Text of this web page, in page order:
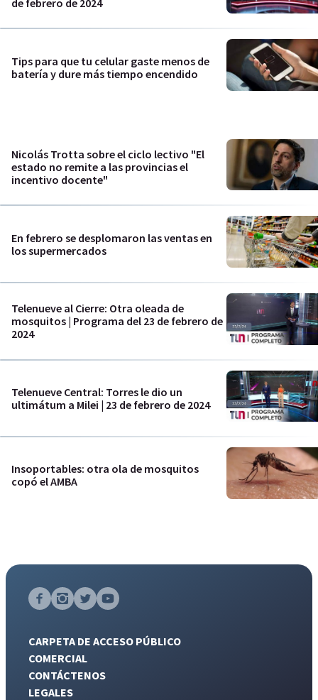
de febrero de 2024
Tips para que tu celular gaste menos de
batería y dure más tiempo encendido
Nicolás Trotta sobre el ciclo lectivo "El
estado no remite a las provincias el
incentivo docente"
En febrero se desplomaron las ventas en
los supermercados
Telenueve al Cierre: Otra oleada de
mosquitos | Programa del 23 de febrero de
2024
Telenueve Central: Torres le dio un
ultimátum a Milei | 23 de febrero de 2024
Insoportables: otra ola de mosquitos
copó el AMBA
CARPETA DE ACCESO PÚBLICO
COMERCIAL
CONTÁCTENOS
LEGALES